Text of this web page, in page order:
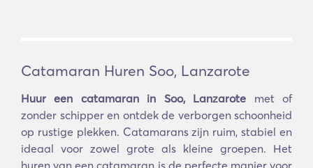
Catamaran Huren Soo, Lanzarote
Huur een catamaran in Soo, Lanzarote met of
zonder schipper en ontdek de verborgen schoonheid
op rustige plekken. Catamarans zijn ruim, stabiel en
ideaal voor zowel grote als kleine groepen. Het
huren van een catamaran is de perfecte manier voor